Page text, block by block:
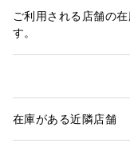
ご利用される店舗の
す。
在庫がある近隣店舗